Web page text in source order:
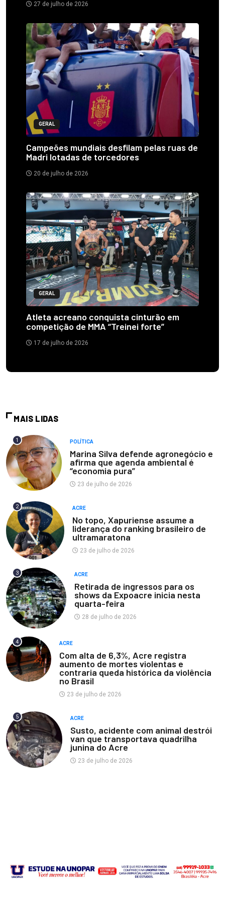
27 de julho de 2026
GERAL
Campeões mundiais desfilam pelas ruas de
Madri lotadas de torcedores
20 de julho de 2026
GERAL
Atleta acreano conquista cinturão em
competição de MMA “Treinei forte”
17 de julho de 2026
MAIS LIDAS
1 POLÍTICA
Marina Silva defende agronegócio e
afirma que agenda ambiental é
“economia pura”
23 de julho de 2026
2 ACRE
No topo, Xapuriense assume a
liderança do ranking brasileiro de
ultramaratona
23 de julho de 2026
3 ACRE
Retirada de ingressos para os
shows da Expoacre inicia nesta
quarta-feira
28 de julho de 2026
4 ACRE
Com alta de 6,3%, Acre registra
aumento de mortes violentas e
contraria queda histórica da violência
no Brasil
23 de julho de 2026
5 ACRE
Susto, acidente com animal destrói
van que transportava quadrilha
junina do Acre
23 de julho de 2026